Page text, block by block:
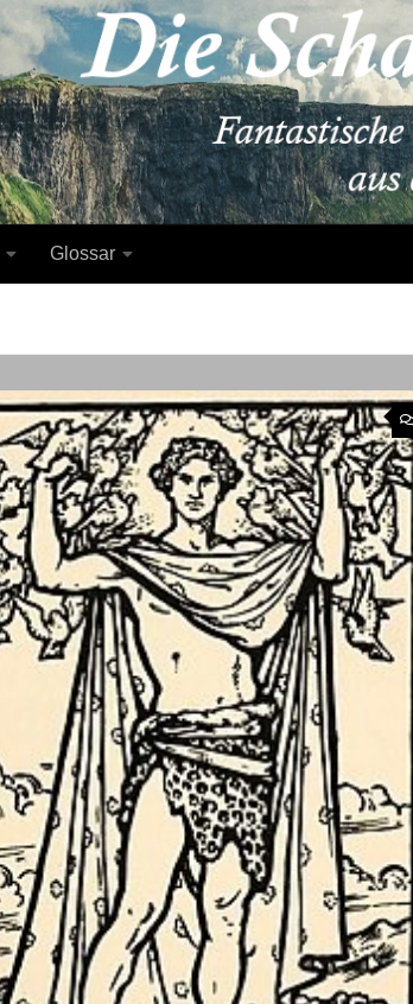
Glossar